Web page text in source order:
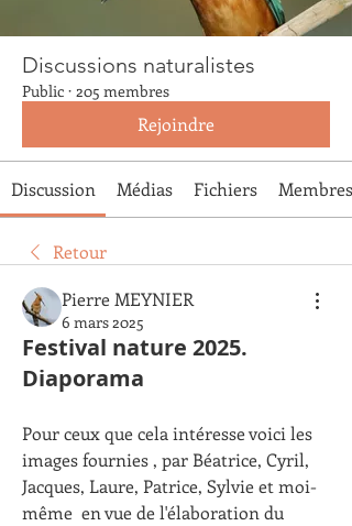
Discussions naturalistes
Public · 205 membres
Rejoindre
Discussion Médias Fichiers Membres
Retour
Pierre MEYNIER
6 mars 2025
Festival nature 2025.
Diaporama
Pour ceux que cela intéresse voici les
images fournies , par Béatrice, Cyril,
Jacques, Laure, Patrice, Sylvie et moi-
même  en vue de l'élaboration du